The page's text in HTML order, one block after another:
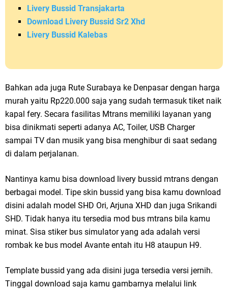
Livery Bussid Transjakarta
Download Livery Bussid Sr2 Xhd
Livery Bussid Kalebas
Bahkan ada juga Rute Surabaya ke Denpasar dengan harga
murah yaitu Rp220.000 saja yang sudah termasuk tiket naik
kapal fery. Secara fasilitas Mtrans memiliki layanan yang
bisa dinikmati seperti adanya AC, Toiler, USB Charger
sampai TV dan musik yang bisa menghibur di saat sedang
di dalam perjalanan.
Nantinya kamu bisa download livery bussid mtrans dengan
berbagai model. Tipe skin bussid yang bisa kamu download
disini adalah model SHD Ori, Arjuna XHD dan juga Srikandi
SHD. Tidak hanya itu tersedia mod bus mtrans bila kamu
minat. Sisa stiker bus simulator yang ada adalah versi
rombak ke bus model Avante entah itu H8 ataupun H9.
Template bussid yang ada disini juga tersedia versi jernih.
Tinggal download saja kamu gambarnya melalui link